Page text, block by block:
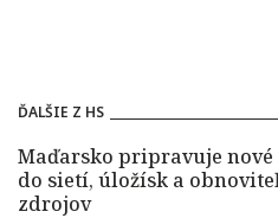
ĎALŠIE Z HS
Maďarsko pripravuje
do sietí, úložísk a
zdrojov